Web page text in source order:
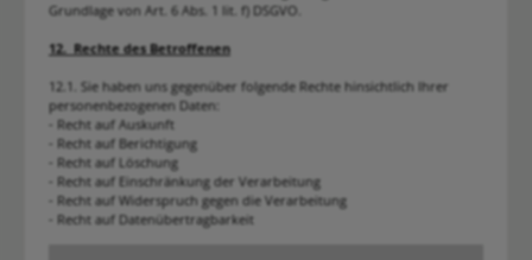
Grundlage von Art. 6 Abs. 1 lit. f) DSGVO.
12. Rechte des Betroffenen
12.1. Sie haben uns gegenüber folgende Rechte hinsichtlich Ihrer
personenbezogenen Daten:
- Recht auf Auskunft
- Recht auf Berichtigung
- Recht auf Löschung
- Recht auf Einschränkung der Verarbeitung
- Recht auf Widerspruch gegen die Verarbeitung
- Recht auf Datenübertragbarkeit